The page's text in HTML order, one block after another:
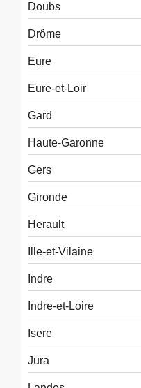
Doubs
Drôme
Eure
Eure-et-Loir
Gard
Haute-Garonne
Gers
Gironde
Herault
Ille-et-Vilaine
Indre
Indre-et-Loire
Isere
Jura